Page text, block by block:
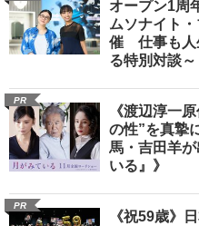
オープン1周
ムソナイト
催 仕事も人
る特別対談～
PR
《渡辺淳一
の性”を真摯
馬・吉田羊
いる』》
PR
《祝59歳》